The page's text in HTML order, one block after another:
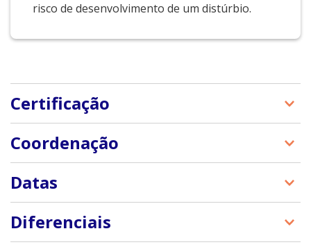
risco de desenvolvimento de um distúrbio.
Certificação
Ao fim do curso, o aluno receberá o certificado de
conclusão do Curso de Transtornos
Psicoemocionais na Infância e Adolescência. Os
alunos aprovados terão acesso ao certificado, que
curso.
Coordenação
Datas
12 de setembro a 16 de outubro de 2023
Diferenciais